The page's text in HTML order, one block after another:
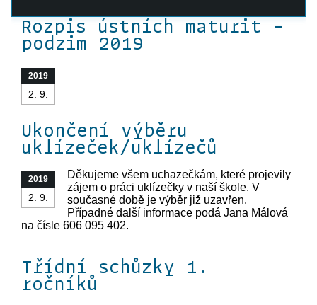
Rozpis ústních maturit -
podzim 2019
2019
2. 9.
Ukončení výběru
uklízeček/uklízečů
2019
2. 9.
Děkujeme všem uchazečkám, které projevily
zájem o práci uklízečky v naší škole. V
současné době je výběr již uzavřen.
Případné další informace podá Jana Málová
na čísle 606 095 402.
Třídní schůzky 1.
ročníků